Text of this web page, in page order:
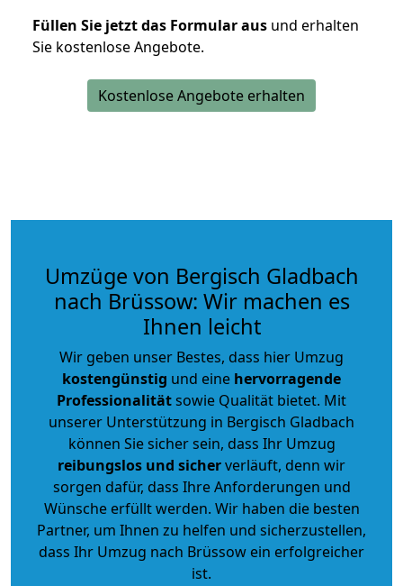
Füllen Sie jetzt das Formular aus und erhalten
Sie kostenlose Angebote.
Kostenlose Angebote erhalten
Umzüge von Bergisch Gladbach
nach Brüssow: Wir machen es
Ihnen leicht
Wir geben unser Bestes, dass hier Umzug
kostengünstig und eine hervorragende
Professionalitätsowie Qualität bietet. Mit
unserer Unterstützung in Bergisch Gladbach
können Sie sicher sein, dass Ihr Umzug
reibungslos und sicherverläuft, denn wir
sorgen dafür, dass Ihre Anforderungen und
Wünsche erfüllt werden. Wir haben die besten
Partner, um Ihnen zu helfen und sicherzustellen,
dass Ihr Umzug nach Brüssow ein erfolgreicher
ist.